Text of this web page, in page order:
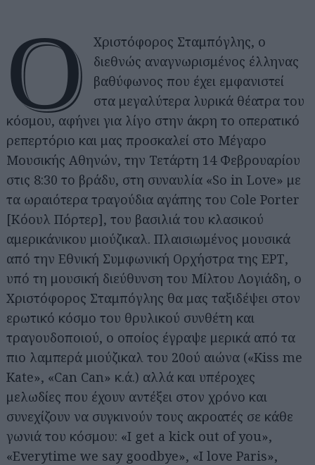
O
Χριστόφορος Σταμπόγλης, ο
διεθνώς αναγνωρισμένος έλληνας
βαθύφωνος που έχει εμφανιστεί
στα μεγαλύτερα λυρικά θέατρα του
κόσμου, αφήνει για λίγο στην άκρη το οπερατικό
ρεπερτόριο και μας προσκαλεί στο Μέγαρο
Μουσικής Αθηνών, την Τετάρτη 14 Φεβρουαρίου
στις 8:30 το βράδυ, στη συναυλία «So in Love» με
τα ωραιότερα τραγούδια αγάπης του Cole Porter
[Κόουλ Πόρτερ], του βασιλιά του κλασικού
αμερικάνικου μιούζικαλ. Πλαισιωμένος μουσικά
από την Εθνική Συμφωνική Ορχήστρα της ΕΡΤ,
υπό τη μουσική διεύθυνση του Μίλτου Λογιάδη, ο
Χριστόφορος Σταμπόγλης θα μας ταξιδέψει στoν
ερωτικό κόσμο του θρυλικού συνθέτη και
τραγουδοποιού, ο οποίος έγραψε μερικά από τα
πιο λαμπερά μιούζικαλ του 20ού αιώνα («Kiss me
Kate», «Can Can» κ.ά.) αλλά και υπέροχες
μελωδίες που έχουν αντέξει στον χρόνο και
συνεχίζουν να συγκινούν τους ακροατές σε κάθε
γωνιά του κόσμου: «I get a kick out of you»,
«Everytime we say goodbye», «I love Paris»,